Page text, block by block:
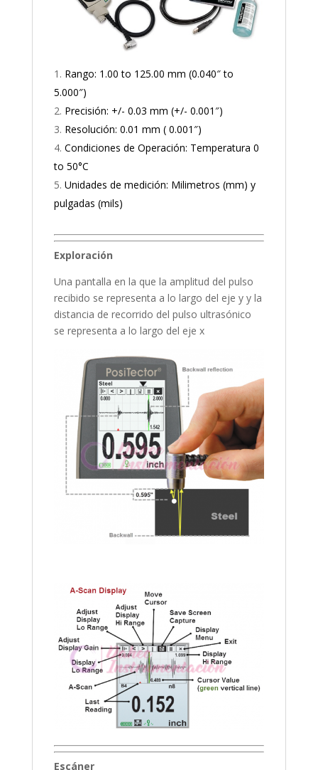
Rango: 1.00 to 125.00 mm (0.040″ to
5.000″)
Precisión: +/- 0.03 mm (+/- 0.001″)
Resolución: 0.01 mm ( 0.001″)
Condiciones de Operación: Temperatura 0
to 50°C
Unidades de medición: Milimetros (mm) y
pulgadas (mils)
Exploración
Una pantalla en la que la amplitud del pulso
recibido se representa a lo largo del eje y y la
distancia de recorrido del pulso ultrasónico
se representa a lo largo del eje x
Escáner